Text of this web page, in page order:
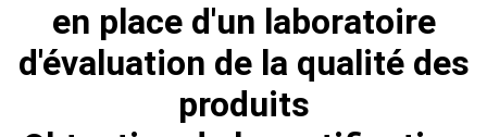
en place d'un laboratoire
d'évaluation de la qualité des
produits